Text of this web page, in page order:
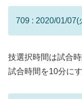
709 : 2020/01/07(
技選択時間は試合
試合時間を10分に